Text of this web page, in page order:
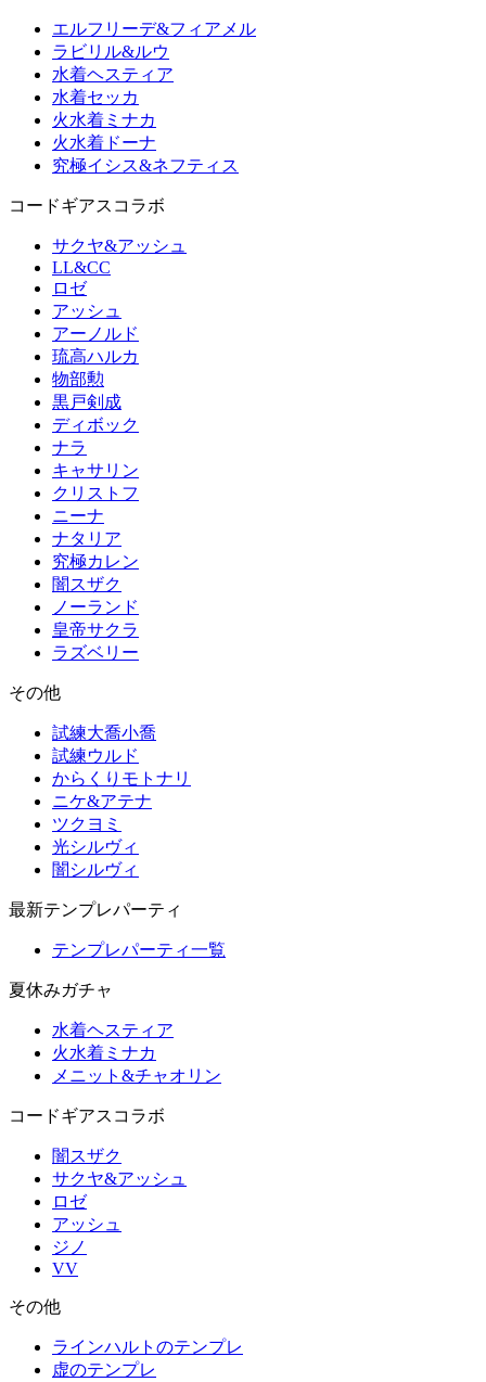
エルフリーデ&フィアメル
ラビリル&ルウ
水着ヘスティア
水着セッカ
火水着ミナカ
火水着ドーナ
究極イシス&ネフティス
コードギアスコラボ
サクヤ&アッシュ
LL&CC
ロゼ
アッシュ
アーノルド
琉高ハルカ
物部勲
黒戸剣成
ディボック
ナラ
キャサリン
クリストフ
ニーナ
ナタリア
究極カレン
闇スザク
ノーランド
皇帝サクラ
ラズベリー
その他
試練大喬小喬
試練ウルド
からくりモトナリ
ニケ&アテナ
ツクヨミ
光シルヴィ
闇シルヴィ
最新テンプレパーティ
テンプレパーティ一覧
夏休みガチャ
水着ヘスティア
火水着ミナカ
メニット&チャオリン
コードギアスコラボ
闇スザク
サクヤ&アッシュ
ロゼ
アッシュ
ジノ
VV
その他
ラインハルトのテンプレ
虚のテンプレ